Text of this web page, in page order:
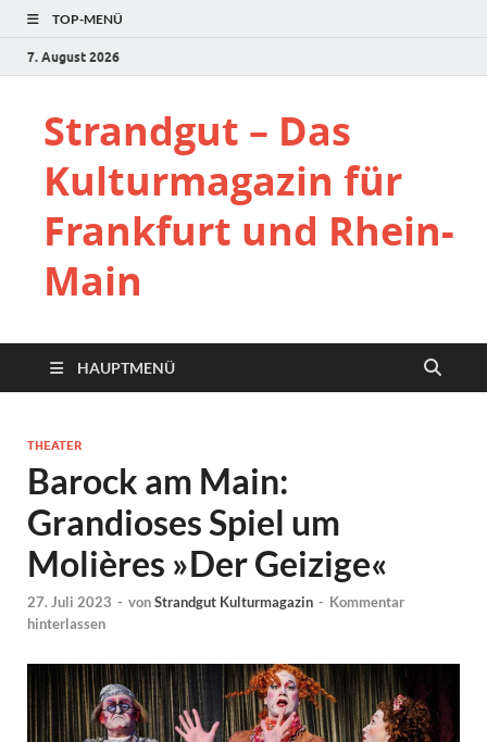
TOP-MENÜ
7. August 2026
Strandgut – Das
Kulturmagazin für
Frankfurt und Rhein-
Main
HAUPTMENÜ
THEATER
Barock am Main:
Grandioses Spiel um
Molières »Der Geizige«
27. Juli 2023 - vonStrandgut Kulturmagazin - Kommentar
hinterlassen